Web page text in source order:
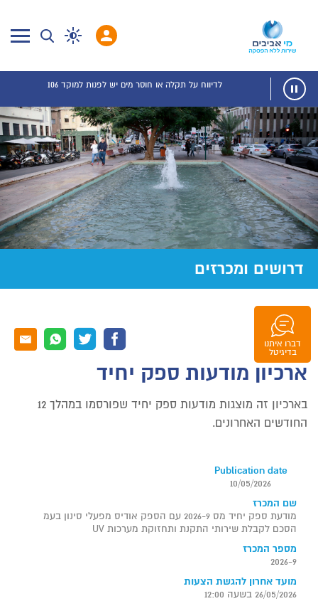
לדיווח על תקלה או חוסר מים יש לפנות למוקד 106
דרושים ומכרזים
ארכיון מודעות ספק יחיד
בארכיון זה מוצגות מודעות ספק יחיד שפורסמו במהלך 12
החודשים האחרונים.
Publication date
10/05/2026
שם המכרז
מודעת ספק יחיד מס 2026-9 עם הספק אודיס מפעלי סינון בעמ
הסכם לקבלת שירותי התקנת ותחזוקת מערכות UV
מספר המכרז
2026-9
מועד אחרון להגשת הצעות
26/05/2026 בשעה 12:00
דברו איתנו
בדיגיטלוואטסאפ